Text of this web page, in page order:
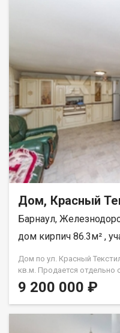
дом под кровлей. Торг
СДЕЛКЕ! Это ваш шанс
стоящего дома или
обмен на вашу
рассрочку. При звонке,
варианта - JV008022145963.
Дом, Красный
Барнаул,
дом кирпич 86.3м² ,
Дом по ул. Красный
кв.м. Продается отдельно
отличная транспортная
езды. Остановка, школа,
шаговой доступности.
центральные 1 этаж-
использовать как летнюю
9 200 000 ₽